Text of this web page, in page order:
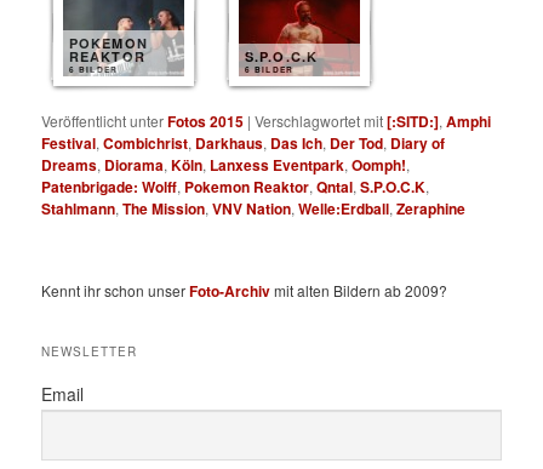
POKEMON
REAKTOR
6 BILDER
S.P.O.C.K
6 BILDER
Veröffentlicht unterFotos 2015 |Verschlagwortet mit[:SITD:],Amphi
Festival,Combichrist, Darkhaus, Das Ich, Der Tod, Diary of
Dreams, Diorama,Köln, Lanxess Eventpark,Oomph!,
Patenbrigade: Wolff, Pokemon Reaktor,Qntal,S.P.O.C.K,
Stahlmann,The Mission,VNV Nation,Welle:Erdball,Zeraphine
Kennt ihr schon unserFoto-Archivmit alten Bildern ab 2009?
NEWSLETTER
Email